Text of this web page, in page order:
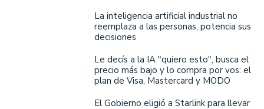
La inteligencia artificial industrial no
reemplaza a las personas, potencia sus
decisiones
Le decís a la IA "quiero esto", busca el
precio más bajo y lo compra por vos: el
plan de Visa, Mastercard y MODO
El Gobierno eligió a Starlink para llevar